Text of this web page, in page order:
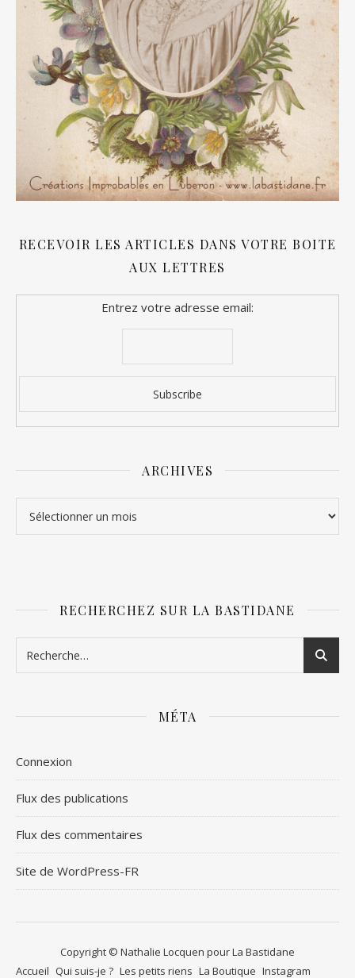
RECEVOIR LES ARTICLES DANS VOTRE BOITE
AUX LETTRES
Entrez votre adresse email:
ARCHIVES
RECHERCHEZ SUR LA BASTIDANE
MÉTA
Connexion
Flux des publications
Flux des commentaires
Site de WordPress-FR
Copyright © Nathalie Locquen pour La Bastidane
Accueil Qui suis-je ? Les petits riens La Boutique Instagram